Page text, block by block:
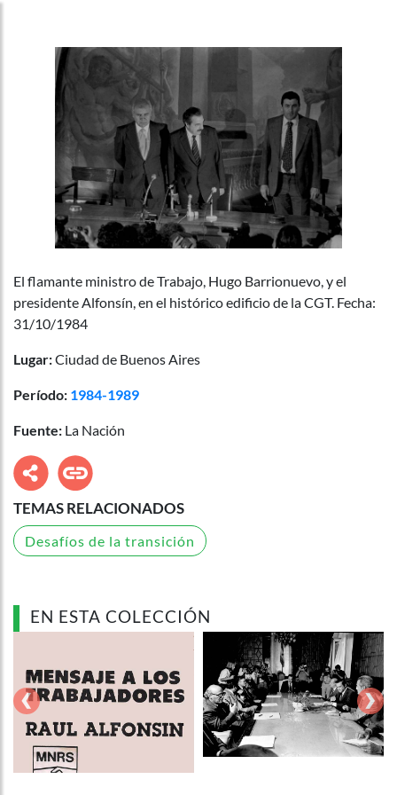
El flamante ministro de Trabajo, Hugo Barrionuevo, y el
presidente Alfonsín, en el histórico edificio de la CGT. Fecha:
31/10/1984
Lugar:Ciudad de Buenos Aires
Período: 1984-1989
Fuente: La Nación
TEMAS RELACIONADOS
Desafíos de la transición
EN ESTA COLECCIÓN
‹ ›